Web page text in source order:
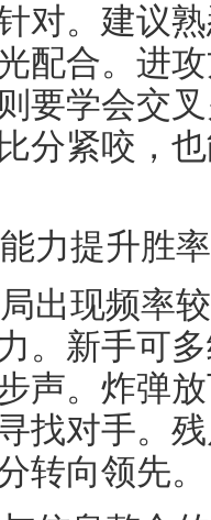
对。建议
配合。进
要学会交
分紧咬，
力提升胜率
出现频率
。新手可
声。炸弹
找对手。
转向领先。